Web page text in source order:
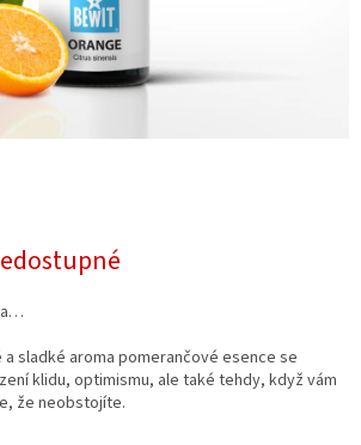
sladké aroma pomerančové esence se
klidu, optimismu, ale také tehdy, když vám
že neobstojíte.